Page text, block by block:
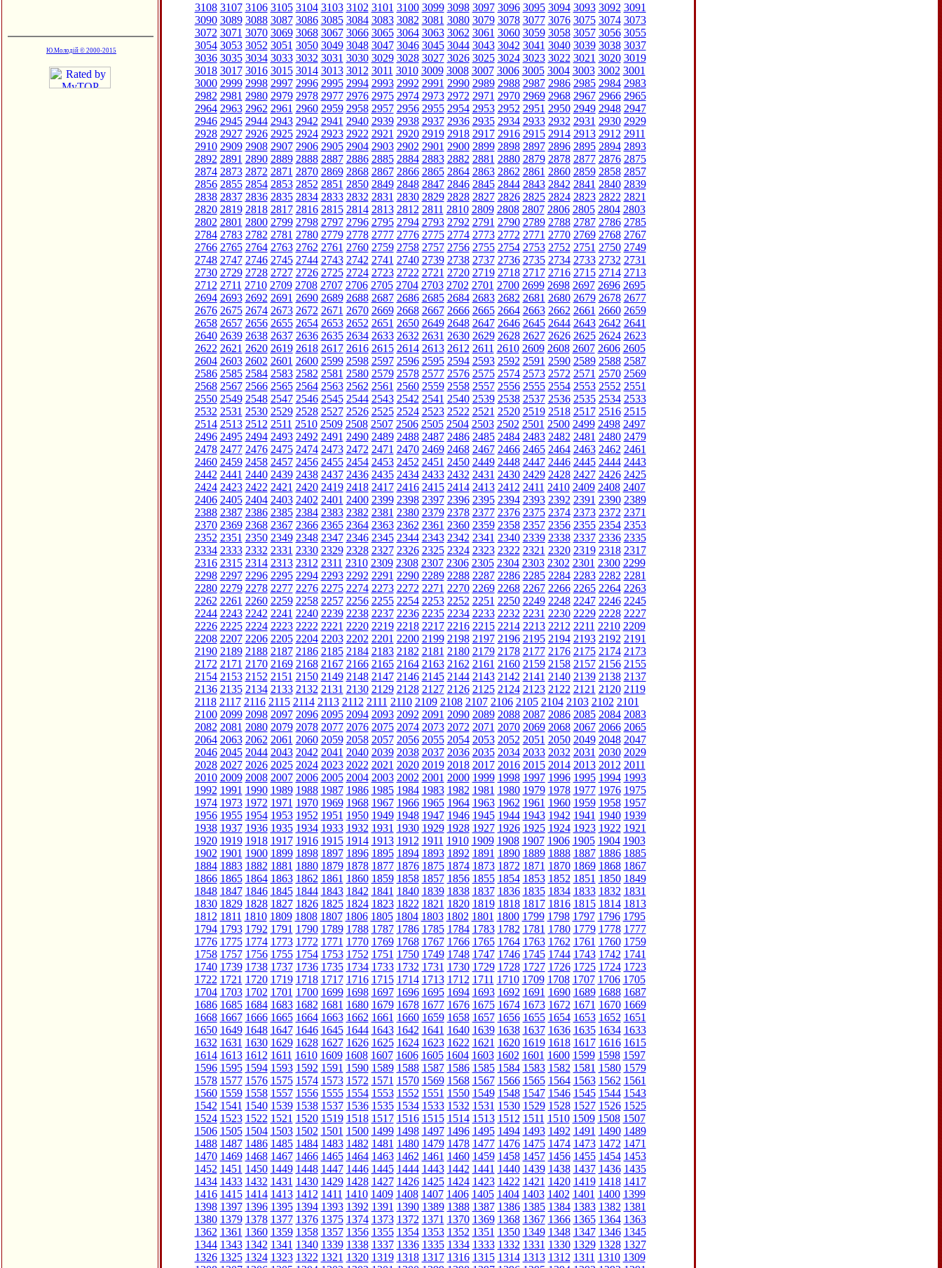
Ю.Молодій © 2000-2015
3108 3107 3106 3105 3104 3103 3102 3101 3100 3099 3098 3097 3096 3095 3094 3093 3092 3091
3090 3089 3088 3087 3086 3085 3084 3083 3082 3081 3080 3079 3078 3077 3076 3075 3074 3073
3072 3071 3070 3069 3068 3067 3066 3065 3064 3063 3062 3061 3060 3059 3058 3057 3056 3055
3054 3053 3052 3051 3050 3049 3048 3047 3046 3045 3044 3043 3042 3041 3040 3039 3038 3037
3036 3035 3034 3033 3032 3031 3030 3029 3028 3027 3026 3025 3024 3023 3022 3021 3020 3019
3018 3017 3016 3015 3014 3013 3012 3011 3010 3009 3008 3007 3006 3005 3004 3003 3002 3001
3000 2999 2998 2997 2996 2995 2994 2993 2992 2991 2990 2989 2988 2987 2986 2985 2984 2983
2982 2981 2980 2979 2978 2977 2976 2975 2974 2973 2972 2971 2970 2969 2968 2967 2966 2965
2964 2963 2962 2961 2960 2959 2958 2957 2956 2955 2954 2953 2952 2951 2950 2949 2948 2947
2946 2945 2944 2943 2942 2941 2940 2939 2938 2937 2936 2935 2934 2933 2932 2931 2930 2929
2928 2927 2926 2925 2924 2923 2922 2921 2920 2919 2918 2917 2916 2915 2914 2913 2912 2911
2910 2909 2908 2907 2906 2905 2904 2903 2902 2901 2900 2899 2898 2897 2896 2895 2894 2893
2892 2891 2890 2889 2888 2887 2886 2885 2884 2883 2882 2881 2880 2879 2878 2877 2876 2875
2874 2873 2872 2871 2870 2869 2868 2867 2866 2865 2864 2863 2862 2861 2860 2859 2858 2857
2856 2855 2854 2853 2852 2851 2850 2849 2848 2847 2846 2845 2844 2843 2842 2841 2840 2839
2838 2837 2836 2835 2834 2833 2832 2831 2830 2829 2828 2827 2826 2825 2824 2823 2822 2821
2820 2819 2818 2817 2816 2815 2814 2813 2812 2811 2810 2809 2808 2807 2806 2805 2804 2803
2802 2801 2800 2799 2798 2797 2796 2795 2794 2793 2792 2791 2790 2789 2788 2787 2786 2785
2784 2783 2782 2781 2780 2779 2778 2777 2776 2775 2774 2773 2772 2771 2770 2769 2768 2767
2766 2765 2764 2763 2762 2761 2760 2759 2758 2757 2756 2755 2754 2753 2752 2751 2750 2749
2748 2747 2746 2745 2744 2743 2742 2741 2740 2739 2738 2737 2736 2735 2734 2733 2732 2731
2730 2729 2728 2727 2726 2725 2724 2723 2722 2721 2720 2719 2718 2717 2716 2715 2714 2713
2712 2711 2710 2709 2708 2707 2706 2705 2704 2703 2702 2701 2700 2699 2698 2697 2696 2695
2694 2693 2692 2691 2690 2689 2688 2687 2686 2685 2684 2683 2682 2681 2680 2679 2678 2677
2676 2675 2674 2673 2672 2671 2670 2669 2668 2667 2666 2665 2664 2663 2662 2661 2660 2659
2658 2657 2656 2655 2654 2653 2652 2651 2650 2649 2648 2647 2646 2645 2644 2643 2642 2641
2640 2639 2638 2637 2636 2635 2634 2633 2632 2631 2630 2629 2628 2627 2626 2625 2624 2623
2622 2621 2620 2619 2618 2617 2616 2615 2614 2613 2612 2611 2610 2609 2608 2607 2606 2605
2604 2603 2602 2601 2600 2599 2598 2597 2596 2595 2594 2593 2592 2591 2590 2589 2588 2587
2586 2585 2584 2583 2582 2581 2580 2579 2578 2577 2576 2575 2574 2573 2572 2571 2570 2569
2568 2567 2566 2565 2564 2563 2562 2561 2560 2559 2558 2557 2556 2555 2554 2553 2552 2551
2550 2549 2548 2547 2546 2545 2544 2543 2542 2541 2540 2539 2538 2537 2536 2535 2534 2533
2532 2531 2530 2529 2528 2527 2526 2525 2524 2523 2522 2521 2520 2519 2518 2517 2516 2515
2514 2513 2512 2511 2510 2509 2508 2507 2506 2505 2504 2503 2502 2501 2500 2499 2498 2497
2496 2495 2494 2493 2492 2491 2490 2489 2488 2487 2486 2485 2484 2483 2482 2481 2480 2479
2478 2477 2476 2475 2474 2473 2472 2471 2470 2469 2468 2467 2466 2465 2464 2463 2462 2461
2460 2459 2458 2457 2456 2455 2454 2453 2452 2451 2450 2449 2448 2447 2446 2445 2444 2443
2442 2441 2440 2439 2438 2437 2436 2435 2434 2433 2432 2431 2430 2429 2428 2427 2426 2425
2424 2423 2422 2421 2420 2419 2418 2417 2416 2415 2414 2413 2412 2411 2410 2409 2408 2407
2406 2405 2404 2403 2402 2401 2400 2399 2398 2397 2396 2395 2394 2393 2392 2391 2390 2389
2388 2387 2386 2385 2384 2383 2382 2381 2380 2379 2378 2377 2376 2375 2374 2373 2372 2371
2370 2369 2368 2367 2366 2365 2364 2363 2362 2361 2360 2359 2358 2357 2356 2355 2354 2353
2352 2351 2350 2349 2348 2347 2346 2345 2344 2343 2342 2341 2340 2339 2338 2337 2336 2335
2334 2333 2332 2331 2330 2329 2328 2327 2326 2325 2324 2323 2322 2321 2320 2319 2318 2317
2316 2315 2314 2313 2312 2311 2310 2309 2308 2307 2306 2305 2304 2303 2302 2301 2300 2299
2298 2297 2296 2295 2294 2293 2292 2291 2290 2289 2288 2287 2286 2285 2284 2283 2282 2281
2280 2279 2278 2277 2276 2275 2274 2273 2272 2271 2270 2269 2268 2267 2266 2265 2264 2263
2262 2261 2260 2259 2258 2257 2256 2255 2254 2253 2252 2251 2250 2249 2248 2247 2246 2245
2244 2243 2242 2241 2240 2239 2238 2237 2236 2235 2234 2233 2232 2231 2230 2229 2228 2227
2226 2225 2224 2223 2222 2221 2220 2219 2218 2217 2216 2215 2214 2213 2212 2211 2210 2209
2208 2207 2206 2205 2204 2203 2202 2201 2200 2199 2198 2197 2196 2195 2194 2193 2192 2191
2190 2189 2188 2187 2186 2185 2184 2183 2182 2181 2180 2179 2178 2177 2176 2175 2174 2173
2172 2171 2170 2169 2168 2167 2166 2165 2164 2163 2162 2161 2160 2159 2158 2157 2156 2155
2154 2153 2152 2151 2150 2149 2148 2147 2146 2145 2144 2143 2142 2141 2140 2139 2138 2137
2136 2135 2134 2133 2132 2131 2130 2129 2128 2127 2126 2125 2124 2123 2122 2121 2120 2119
2118 2117 2116 2115 2114 2113 2112 2111 2110 2109 2108 2107 2106 2105 2104 2103 2102 2101
2100 2099 2098 2097 2096 2095 2094 2093 2092 2091 2090 2089 2088 2087 2086 2085 2084 2083
2082 2081 2080 2079 2078 2077 2076 2075 2074 2073 2072 2071 2070 2069 2068 2067 2066 2065
2064 2063 2062 2061 2060 2059 2058 2057 2056 2055 2054 2053 2052 2051 2050 2049 2048 2047
2046 2045 2044 2043 2042 2041 2040 2039 2038 2037 2036 2035 2034 2033 2032 2031 2030 2029
2028 2027 2026 2025 2024 2023 2022 2021 2020 2019 2018 2017 2016 2015 2014 2013 2012 2011
2010 2009 2008 2007 2006 2005 2004 2003 2002 2001 2000 1999 1998 1997 1996 1995 1994 1993
1992 1991 1990 1989 1988 1987 1986 1985 1984 1983 1982 1981 1980 1979 1978 1977 1976 1975
1974 1973 1972 1971 1970 1969 1968 1967 1966 1965 1964 1963 1962 1961 1960 1959 1958 1957
1956 1955 1954 1953 1952 1951 1950 1949 1948 1947 1946 1945 1944 1943 1942 1941 1940 1939
1938 1937 1936 1935 1934 1933 1932 1931 1930 1929 1928 1927 1926 1925 1924 1923 1922 1921
1920 1919 1918 1917 1916 1915 1914 1913 1912 1911 1910 1909 1908 1907 1906 1905 1904 1903
1902 1901 1900 1899 1898 1897 1896 1895 1894 1893 1892 1891 1890 1889 1888 1887 1886 1885
1884 1883 1882 1881 1880 1879 1878 1877 1876 1875 1874 1873 1872 1871 1870 1869 1868 1867
1866 1865 1864 1863 1862 1861 1860 1859 1858 1857 1856 1855 1854 1853 1852 1851 1850 1849
1848 1847 1846 1845 1844 1843 1842 1841 1840 1839 1838 1837 1836 1835 1834 1833 1832 1831
1830 1829 1828 1827 1826 1825 1824 1823 1822 1821 1820 1819 1818 1817 1816 1815 1814 1813
1812 1811 1810 1809 1808 1807 1806 1805 1804 1803 1802 1801 1800 1799 1798 1797 1796 1795
1794 1793 1792 1791 1790 1789 1788 1787 1786 1785 1784 1783 1782 1781 1780 1779 1778 1777
1776 1775 1774 1773 1772 1771 1770 1769 1768 1767 1766 1765 1764 1763 1762 1761 1760 1759
1758 1757 1756 1755 1754 1753 1752 1751 1750 1749 1748 1747 1746 1745 1744 1743 1742 1741
1740 1739 1738 1737 1736 1735 1734 1733 1732 1731 1730 1729 1728 1727 1726 1725 1724 1723
1722 1721 1720 1719 1718 1717 1716 1715 1714 1713 1712 1711 1710 1709 1708 1707 1706 1705
1704 1703 1702 1701 1700 1699 1698 1697 1696 1695 1694 1693 1692 1691 1690 1689 1688 1687
1686 1685 1684 1683 1682 1681 1680 1679 1678 1677 1676 1675 1674 1673 1672 1671 1670 1669
1668 1667 1666 1665 1664 1663 1662 1661 1660 1659 1658 1657 1656 1655 1654 1653 1652 1651
1650 1649 1648 1647 1646 1645 1644 1643 1642 1641 1640 1639 1638 1637 1636 1635 1634 1633
1632 1631 1630 1629 1628 1627 1626 1625 1624 1623 1622 1621 1620 1619 1618 1617 1616 1615
1614 1613 1612 1611 1610 1609 1608 1607 1606 1605 1604 1603 1602 1601 1600 1599 1598 1597
1596 1595 1594 1593 1592 1591 1590 1589 1588 1587 1586 1585 1584 1583 1582 1581 1580 1579
1578 1577 1576 1575 1574 1573 1572 1571 1570 1569 1568 1567 1566 1565 1564 1563 1562 1561
1560 1559 1558 1557 1556 1555 1554 1553 1552 1551 1550 1549 1548 1547 1546 1545 1544 1543
1542 1541 1540 1539 1538 1537 1536 1535 1534 1533 1532 1531 1530 1529 1528 1527 1526 1525
1524 1523 1522 1521 1520 1519 1518 1517 1516 1515 1514 1513 1512 1511 1510 1509 1508 1507
1506 1505 1504 1503 1502 1501 1500 1499 1498 1497 1496 1495 1494 1493 1492 1491 1490 1489
1488 1487 1486 1485 1484 1483 1482 1481 1480 1479 1478 1477 1476 1475 1474 1473 1472 1471
1470 1469 1468 1467 1466 1465 1464 1463 1462 1461 1460 1459 1458 1457 1456 1455 1454 1453
1452 1451 1450 1449 1448 1447 1446 1445 1444 1443 1442 1441 1440 1439 1438 1437 1436 1435
1434 1433 1432 1431 1430 1429 1428 1427 1426 1425 1424 1423 1422 1421 1420 1419 1418 1417
1416 1415 1414 1413 1412 1411 1410 1409 1408 1407 1406 1405 1404 1403 1402 1401 1400 1399
1398 1397 1396 1395 1394 1393 1392 1391 1390 1389 1388 1387 1386 1385 1384 1383 1382 1381
1380 1379 1378 1377 1376 1375 1374 1373 1372 1371 1370 1369 1368 1367 1366 1365 1364 1363
1362 1361 1360 1359 1358 1357 1356 1355 1354 1353 1352 1351 1350 1349 1348 1347 1346 1345
1344 1343 1342 1341 1340 1339 1338 1337 1336 1335 1334 1333 1332 1331 1330 1329 1328 1327
1326 1325 1324 1323 1322 1321 1320 1319 1318 1317 1316 1315 1314 1313 1312 1311 1310 1309